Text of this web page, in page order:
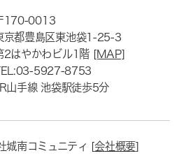
170-0013
京都豊島区東池袋1-25-3
2はやかわビル1階 [MAP]
5927-8753
山手線 池袋駅徒歩5分
城南コミュニティ [会社概要]